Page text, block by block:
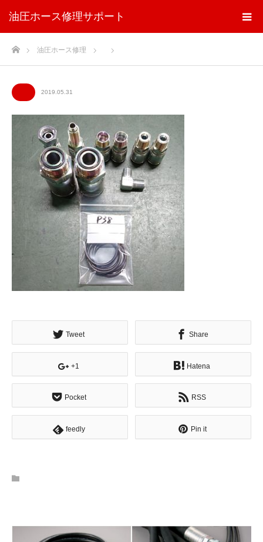
油圧ホース修理サポート
ホーム油圧ホース修理
2019.05.31
Tweet Share
+1 Hatena
Pocket RSS
feedly Pin it